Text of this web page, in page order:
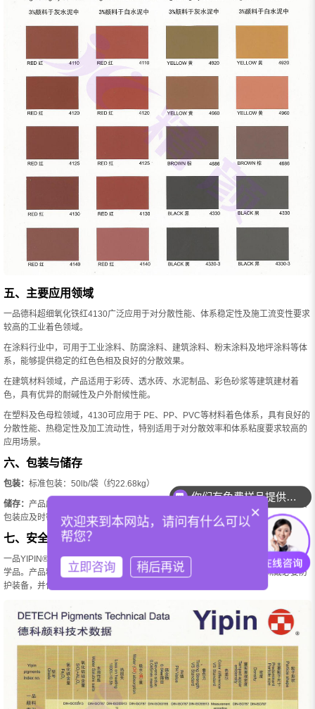
五、主要应用领域
一品德科超细氧化铁红4130广泛应用于对分散性能、体系稳定性及施工流变性要求
较高的工业着色领域。
在涂料行业中，可用于工业涂料、防腐涂料、建筑涂料、粉末涂料及地坪涂料等体
系，能够提供稳定的红色色相及良好的分散效果。
在建筑材料领域，产品适用于彩砖、透水砖、水泥制品、彩色砂浆等建筑建材着
色，具有优异的耐碱性及户外耐候性能。
在塑料及色母粒领域，4130可应用于 PE、PP、PVC等材料着色体系，具有良好的
分散性能、热稳定性及加工流动性，特别适用于对分散效率和体系粘度要求较高的
应用场景。
六、包装与储存
包装： 标准包装：50lb/袋（约22.68kg）
储存： 产品应储存在阴凉、干燥、通风环境中，避免受潮及剧烈温差变化。已开启
包装应及时密封，防止吸湿及污染。
七、安全说明
一品YIPIN® Iron Oxide Red 4130氧化铁颜料在正常工业使用条件下不属于危险化
学品。产品粉尘可能对眼睛或皮肤产生机械性刺激，建议在生产过程中佩戴必要防
护装备，并保持良好通风。
你们可以提供配色服务吗？
×
欢迎来到本网站，请问有什么可以
帮您？
立即咨询 稍后再说